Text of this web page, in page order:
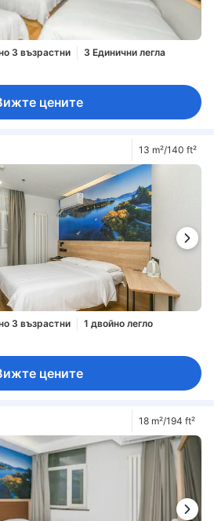
3 възрастни
3 Единични легла
цените
13 m²/140 ft²
3 възрастни
1 двойно легло
цените
18 m²/194 ft²